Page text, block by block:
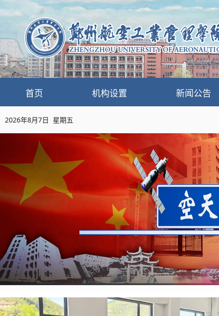
首页 机构设置 新闻公告
2026年8月7日 星期五